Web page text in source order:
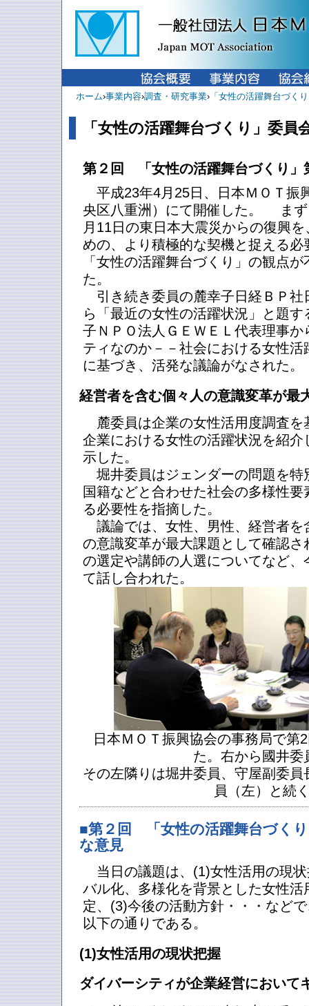
ホーム›事業内容›調査・研究事業› 「女性の活躍舞台づく
「女性の活躍舞台づくり」委員
第２回 「女性の活躍舞台づくり」
平成23年4月25日、日本ＭＯＴ振
央区八重洲）にて開催した。 まず
月11日の東日本大震災からの復興
めの、より積極的な契機と捉える
「女性の活躍舞台づくり」の観点
た。
引き続き委員の麓幸子日経ＢＰ社
ら「最近の女性の活躍状況」と題
子ＮＰＯ法人ＧＥＷＥＬ代表理事
ティなのか－－社会における女性
に基づき、活発な議論がなされた。
経営者を含む個々人の意識変革が最
麓委員は企業の女性活用度調査を
企業における女性の活躍状況を紹
示した。
堀井委員はジェンダーの問題を特
国籍などと合わせた社会の多様性
る必要性を指摘した。
議論では、女性、男性、経営者を
の意識変革が最大課題として確認
の選定や講師の人選についてなど
て話し合われた。
日本ＭＯＴ振興協会の事務局で第
た。右から國井委
その左隣りは堀井委員、守屋副委
員（左）と続
■第２回 「女性の活躍舞台づく
な意見
当日の議題は、(1)女性活用の現
バル化、多様化を背景とした女性
定、(3)今後の活動方針・・・など
以下の通りである。
(1)女性活用の現状把握
ダイバーシティが企業経営において